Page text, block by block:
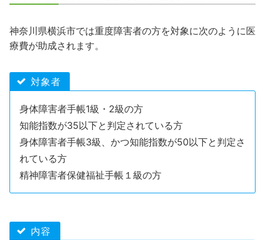
神奈川県横浜市では重度障害者の方を対象に次のように医
療費が助成されます。
対象者
身体障害者手帳1級・2級の方
知能指数が35以下と判定されている方
身体障害者手帳3級、かつ知能指数が50以下と判定さ
れている方
精神障害者保健福祉手帳１級の方
内容